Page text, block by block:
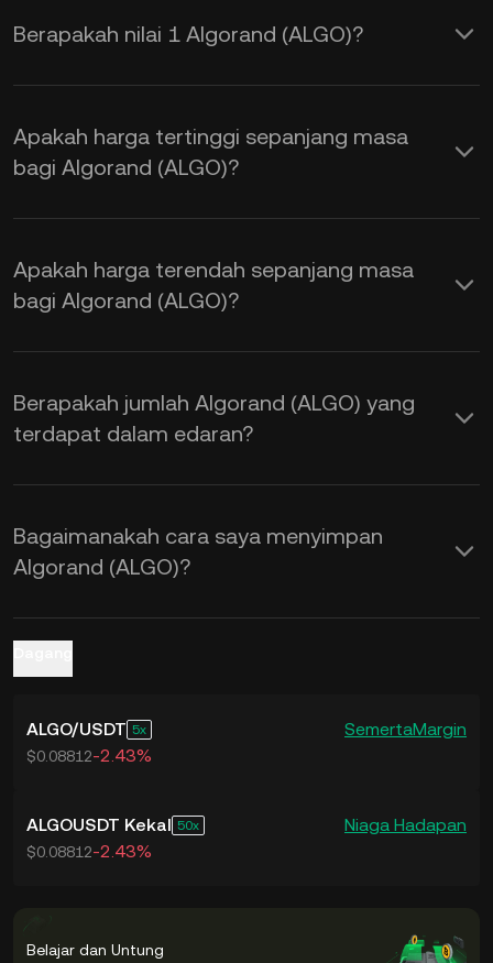
Berapakah nilai 1 Algorand (ALGO)?
KuCoin menyediakan pengemasan kini
harga USD masa nyata untuk Algorand
(ALGO). Harga Algorand adalah
Gunakan Kalkulator KuCoin untuk
mendapatkan kadar pertukaran
kepada USDmasa nyata.
Apakah harga tertinggi sepanjang masa
bagi Algorand (ALGO)?
Apakah harga terendah sepanjang masa
bagi Algorand (ALGO)?
Berapakah jumlah Algorand (ALGO) yang
terdapat dalam edaran?
Bagaimanakah cara saya menyimpan
Algorand (ALGO)?
ALGO/USDT 5 SemertaMargin
$0.08812-2.43%
ALGOUSDT Kekal 50 Niaga Hadapan
$0.08812-2.43%
Belajar dan Untung